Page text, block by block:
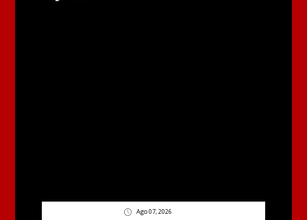
Ago 07, 2026